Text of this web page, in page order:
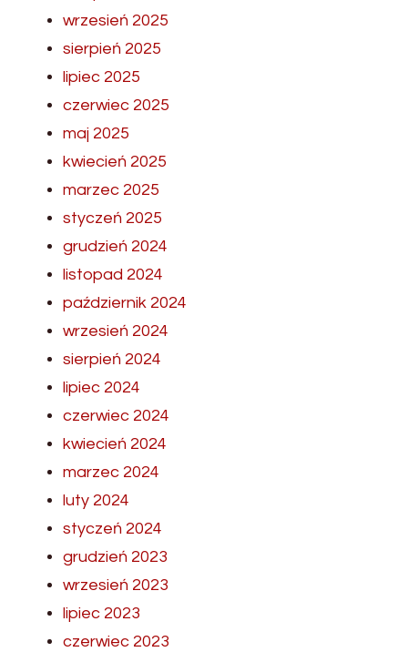
wrzesień 2025
sierpień 2025
lipiec 2025
czerwiec 2025
maj 2025
kwiecień 2025
marzec 2025
styczeń 2025
grudzień 2024
listopad 2024
październik 2024
wrzesień 2024
sierpień 2024
lipiec 2024
czerwiec 2024
kwiecień 2024
marzec 2024
luty 2024
styczeń 2024
grudzień 2023
wrzesień 2023
lipiec 2023
czerwiec 2023